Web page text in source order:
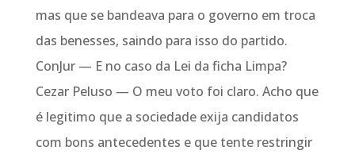
mas que se bandeava para o governo em troca
das benesses, saindo para isso do partido.
ConJur — E no caso da Lei da ficha Limpa?
Cezar Peluso — O meu voto foi claro. Acho que
é legitimo que a sociedade exija candidatos
com bons antecedentes e que tente restringir